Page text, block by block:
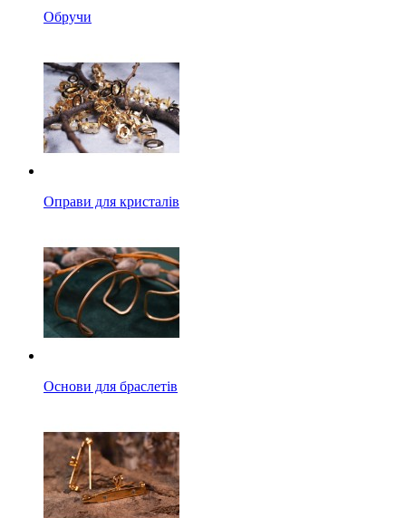
Обручи
Оправи для кристалів
Основи для браслетів